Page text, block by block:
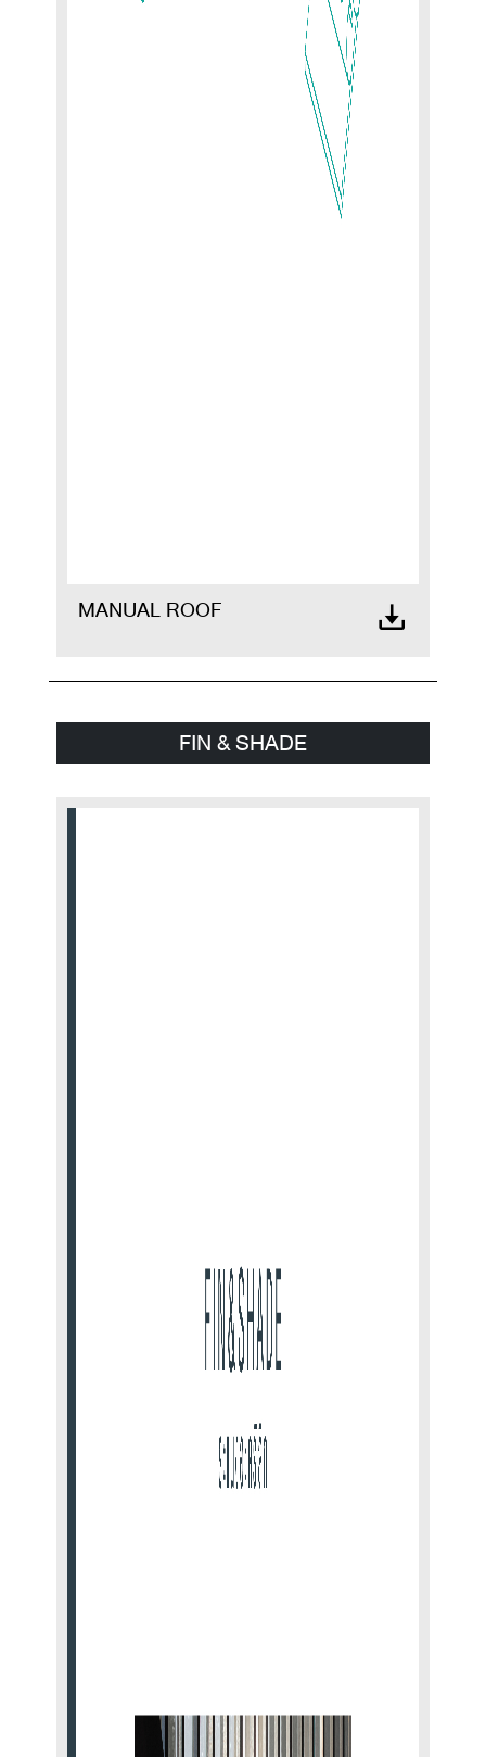
MANUAL ROOF
FIN & SHADE